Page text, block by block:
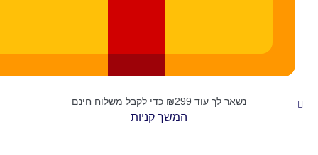
נשאר לך עוד ₪299 כדי לקבל משלוח חינם
המשך קניות